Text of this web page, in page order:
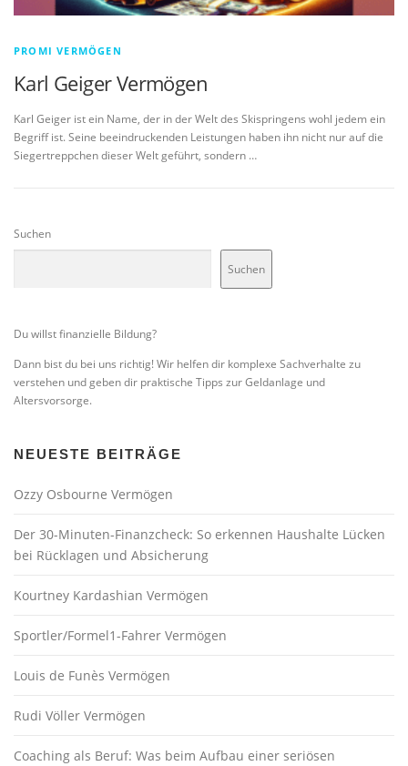
PROMI VERMÖGEN
Karl Geiger Vermögen
Karl Geiger ist ein Name, der in der Welt des Skispringens wohl jedem ein
Begriff ist. Seine beeindruckenden Leistungen haben ihn nicht nur auf die
Siegertreppchen dieser Welt geführt, sondern …
Suchen
Suchen
Du willst finanzielle Bildung?
Dann bist du bei uns richtig! Wir helfen dir komplexe Sachverhalte zu
verstehen und geben dir praktische Tipps zur Geldanlage und
Altersvorsorge.
NEUESTE BEITRÄGE
Ozzy Osbourne Vermögen
Der 30-Minuten-Finanzcheck: So erkennen Haushalte Lücken
bei Rücklagen und Absicherung
Kourtney Kardashian Vermögen
Sportler/Formel1-Fahrer Vermögen
Louis de Funès Vermögen
Rudi Völler Vermögen
Coaching als Beruf: Was beim Aufbau einer seriösen